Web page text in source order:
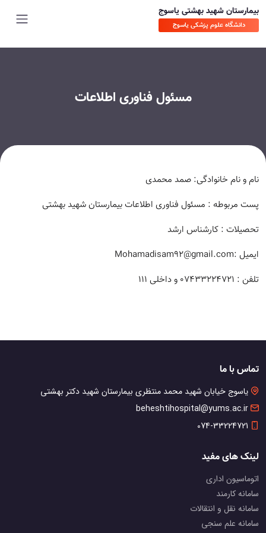
بیمارستان شهید بهشتی یاسوج
دانشگاه علوم پزشکی یاسوج
مسئول فناوری اطلاعات
نام و نام خانوادگی: صمد محمدی
پست مربوطه : مسئول فناوری اطلاعات بیمارستان شهید بهشتی
تحصیلات : کارشناس ارشد
ایمیل :Mohamadisam92@gmail.com
تلفن : 07433224721 و داخلی 111
تماس با ما
یاسوج خیابان شهید محمد منتظری بیمارستان شهید دکتر بهشتی
beheshtihospital@yums.ac.ir
074-33224721
لینک های مفید
اتوماسیون اداری
سامانه کارمند
سامانه نقل و انتقالات
سامانه علم سنجی